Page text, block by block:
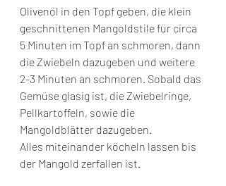
Olivenöl in den Topf geben, die klein
geschnittenen Mangoldstile für circa
5 Minuten im Topf an schmoren, dann
die Zwiebeln dazugeben und weitere
2-3 Minuten an schmoren. Sobald das
Gemüse glasig ist, die Zwiebelringe,
Pellkartoffeln, sowie die
Mangoldblätter dazugeben.
Alles miteinander köcheln lassen bis
der Mangold zerfallen ist.